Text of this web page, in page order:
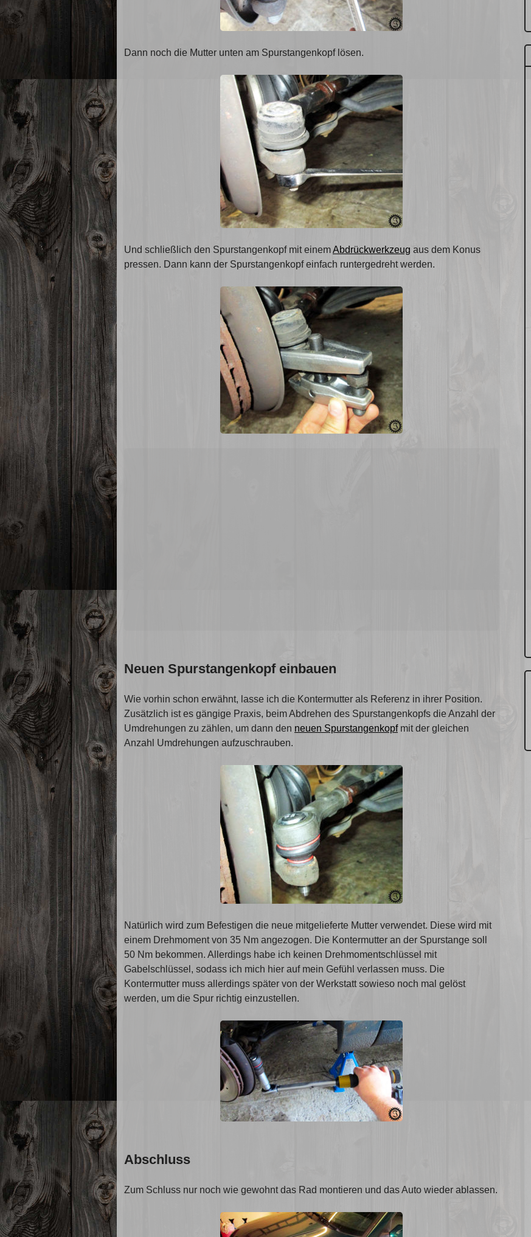
Dann noch die Mutter unten am Spurstangenkopf lösen.
Und schließlich den Spurstangenkopf mit einemAbdrückwerkzeug aus dem Konus
pressen. Dann kann der Spurstangenkopf einfach runtergedreht werden.
Neuen Spurstangenkopf einbauen
Wie vorhin schon erwähnt, lasse ich die Kontermutter als Referenz in ihrer Position.
Zusätzlich ist es gängige Praxis, beim Abdrehen des Spurstangenkopfs die Anzahl der
Umdrehungen zu zählen, um dann den neuen Spurstangenkopfmit der gleichen
Anzahl Umdrehungen aufzuschrauben.
Natürlich wird zum Befestigen die neue mitgelieferte Mutter verwendet. Diese wird mit
einem Drehmoment von 35 Nm angezogen. Die Kontermutter an der Spurstange soll
50 Nm bekommen. Allerdings habe ich keinen Drehmomentschlüssel mit
Gabelschlüssel, sodass ich mich hier auf mein Gefühl verlassen muss. Die
Kontermutter muss allerdings später von der Werkstatt sowieso noch mal gelöst
werden, um die Spur richtig einzustellen.
Abschluss
Zum Schluss nur noch wie gewohnt das Rad montieren und das Auto wieder ablassen.